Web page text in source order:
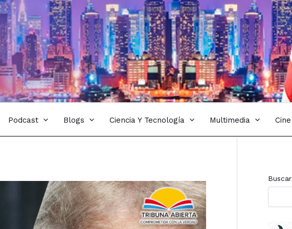
Podcast Blogs Ciencia Y Tecnología Multimedia Cine
Buscar